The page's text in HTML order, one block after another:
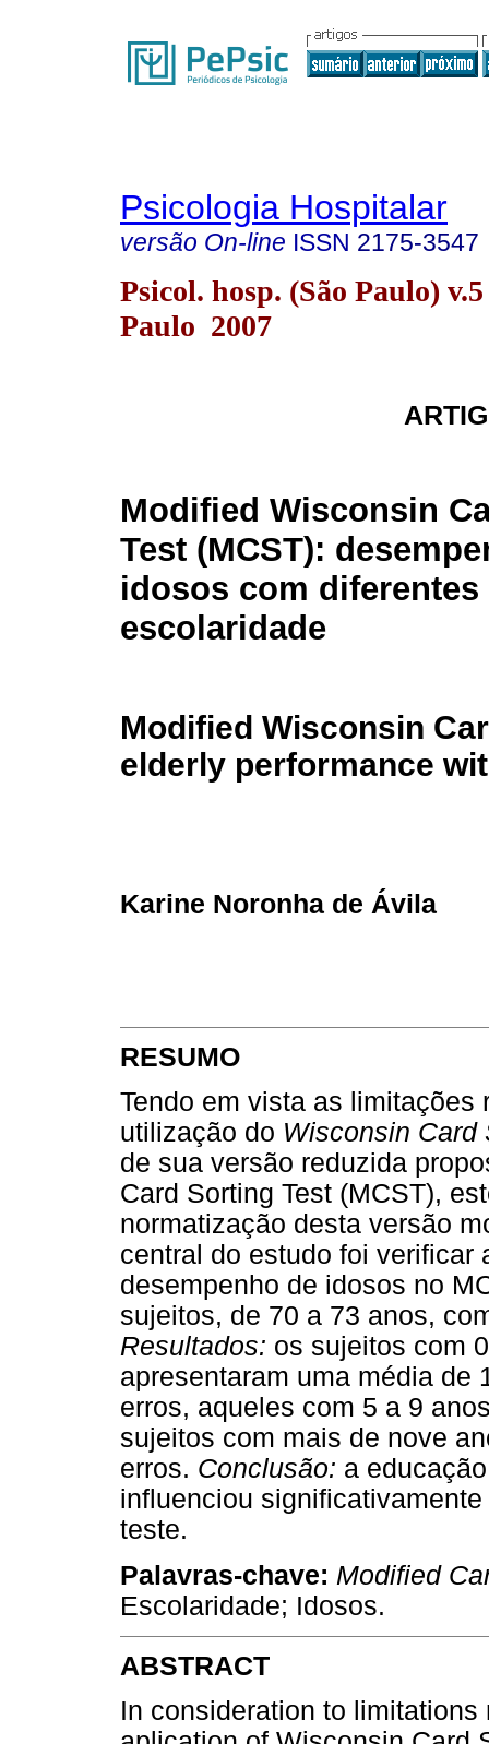
Psicologia Hospitalar
versão On-line ISSN 2175-3547
Psicol. hosp. (São Paulo)
Paulo 2007
Modified Wisconsin
Test (MCST):
idosos com
escolaridade
Modified Wisconsin
elderly performance
Karine Noronha de Ávila
RESUMO
Tendo em vista as limitações
utilização do Wisconsin Card
de sua versão reduzida
Card Sorting Test (MCST),
normatização desta versão
central do estudo foi verificar
desempenho de idosos no
sujeitos, de 70 a 73 anos,
Resultados: os sujeitos com
apresentaram uma média de
erros, aqueles com 5 a 9
sujeitos com mais de nove
erros. Conclusão: a
influenciou
teste.
Palavras-chave: Modified
Escolaridade; Idosos.
ABSTRACT
In consideration to